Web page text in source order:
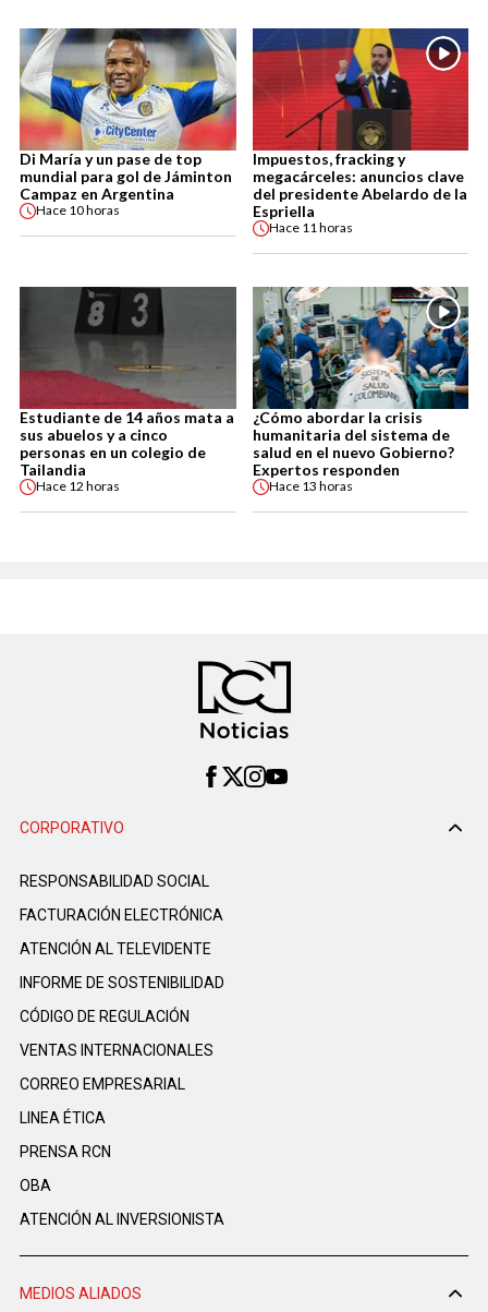
Di María y un pase de top
mundial para gol de Jáminton
Campaz en Argentina
Hace 10 horas
Impuestos, fracking y
megacárceles: anuncios clave
del presidente Abelardo de la
Espriella
Hace 11 horas
Estudiante de 14 años mata a
sus abuelos y a cinco
personas en un colegio de
Tailandia
Hace 12 horas
¿Cómo abordar la crisis
humanitaria del sistema de
salud en el nuevo Gobierno?
Expertos responden
Hace 13 horas
CORPORATIVO
RESPONSABILIDAD SOCIAL
FACTURACIÓN ELECTRÓNICA
ATENCIÓN AL TELEVIDENTE
INFORME DE SOSTENIBILIDAD
CÓDIGO DE REGULACIÓN
VENTAS INTERNACIONALES
CORREO EMPRESARIAL
LINEA ÉTICA
PRENSA RCN
OBA
ATENCIÓN AL INVERSIONISTA
MEDIOS ALIADOS